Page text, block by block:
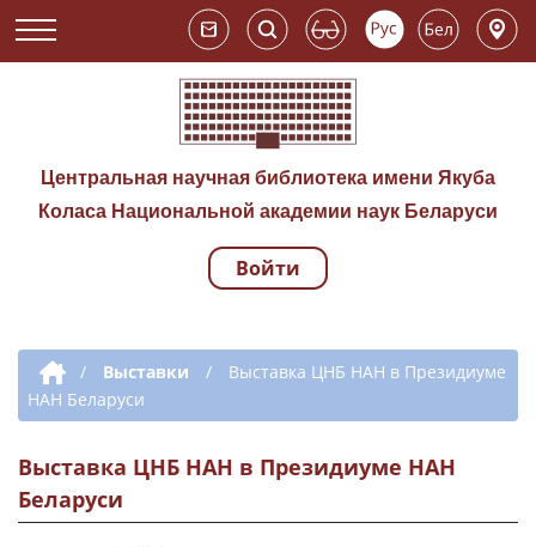
Центральная научная библиотека имени Якуба
Коласа Национальной академии наук Беларуси
Навигация по
Войти
Дополнительная навигация
/ Выставки /
Выставка ЦНБ НАН в Президиуме
НАН Беларуси
Выставка ЦНБ НАН в Президиуме НАН
Беларуси